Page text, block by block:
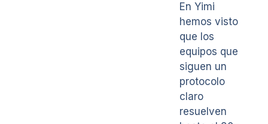
En Yimi
hemos visto
que los
equipos que
siguen un
protocolo
claro
resuelven